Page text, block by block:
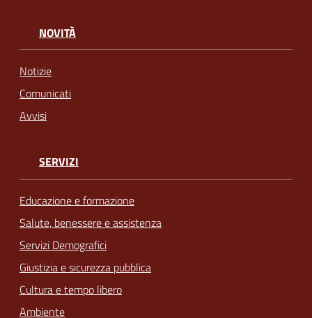
NOVITÀ
Notizie
Comunicati
Avvisi
SERVIZI
Educazione e formazione
Salute, benessere e assistenza
Servizi Demografici
Giustizia e sicurezza pubblica
Cultura e tempo libero
Ambiente